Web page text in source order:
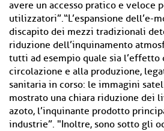
avere un accesso pratico e veloce
utilizzatori”.“L’espansione dell’e-
discapito dei mezzi tradizionali
riduzione dell’inquinamento
tutti ad esempio quale sia l’effetto
circolazione e alla produzione,
sanitaria in corso: le immagini
mostrato una chiara riduzione dei
azoto, l’inquinante prodotto
industrie”. "Inoltre, sono sotto gli